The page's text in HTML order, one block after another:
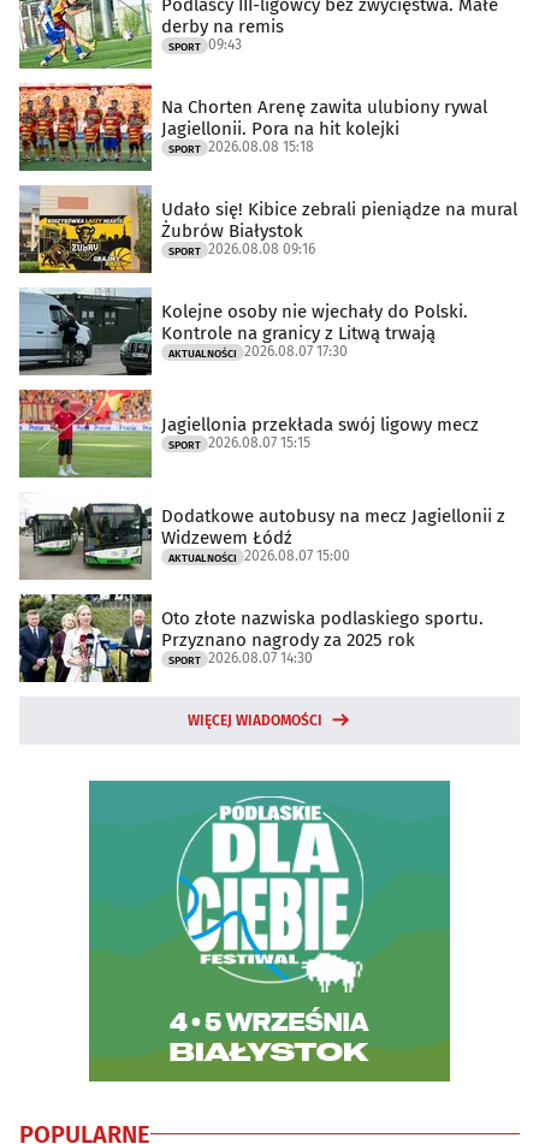
Podlascy III-ligowcy bez zwycięstwa. Małe
derby na remis
SPORT 09:43
Na Chorten Arenę zawita ulubiony rywal
Jagiellonii. Pora na hit kolejki
SPORT 2026.08.08 15:18
Udało się! Kibice zebrali pieniądze na mural
Żubrów Białystok
SPORT 2026.08.08 09:16
Kolejne osoby nie wjechały do Polski.
Kontrole na granicy z Litwą trwają
AKTUALNOŚCI 2026.08.07 17:30
Jagiellonia przekłada swój ligowy mecz
SPORT 2026.08.07 15:15
Dodatkowe autobusy na mecz Jagiellonii z
Widzewem Łódź
AKTUALNOŚCI 2026.08.07 15:00
Oto złote nazwiska podlaskiego sportu.
Przyznano nagrody za 2025 rok
SPORT 2026.08.07 14:30
WIĘCEJ WIADOMOŚCI
POPULARNE